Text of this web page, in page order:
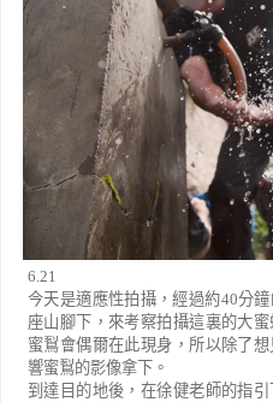
6.21
今天是適應性拍攝，經過約40分
座山腳下，來考察拍攝這裏的大
蜜鴷會偶爾在此現身，所以除了
響蜜鴷的影像拿下。
到達目的地後，在徐健老師的指